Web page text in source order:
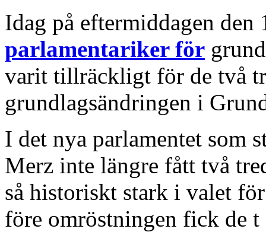
Idag på eftermiddagen
parlamentariker för
varit tillräckligt för de två
grundlagsändringen i
I det nya parlamentet som
Merz inte längre fått två
så historiskt stark i valet
före omröstningen fick de